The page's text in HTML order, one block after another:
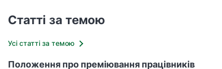
Статті за темою
Усі статті за темою
Положення про преміювання працівників